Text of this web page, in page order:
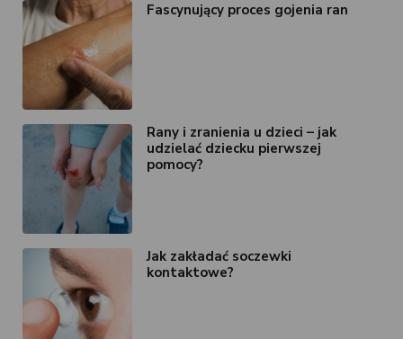
Fascynujący proces gojenia ran
Rany i zranienia u dzieci – jak
udzielać dziecku pierwszej
pomocy?
Jak zakładać soczewki
kontaktowe?